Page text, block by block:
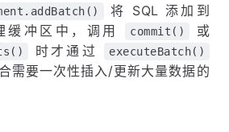
将 SQL 添加到
缓冲区中，调用
commit() 或
时才通过 executeBatch()
需要一次性插入/更新大量数据的